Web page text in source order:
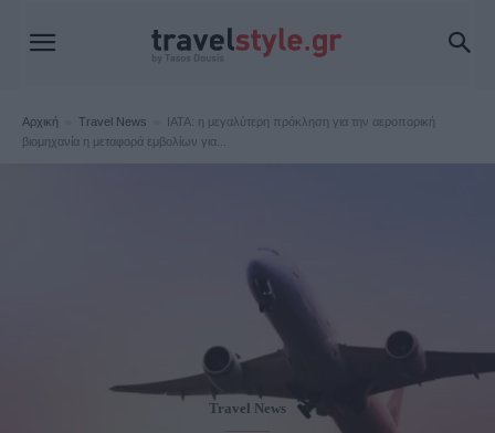
Αρχική Travel News
IATA: η μεγαλύτερη πρόκληση για την αεροπορική
βιομηχανία η μεταφορά εμβολίων για...
Travel News